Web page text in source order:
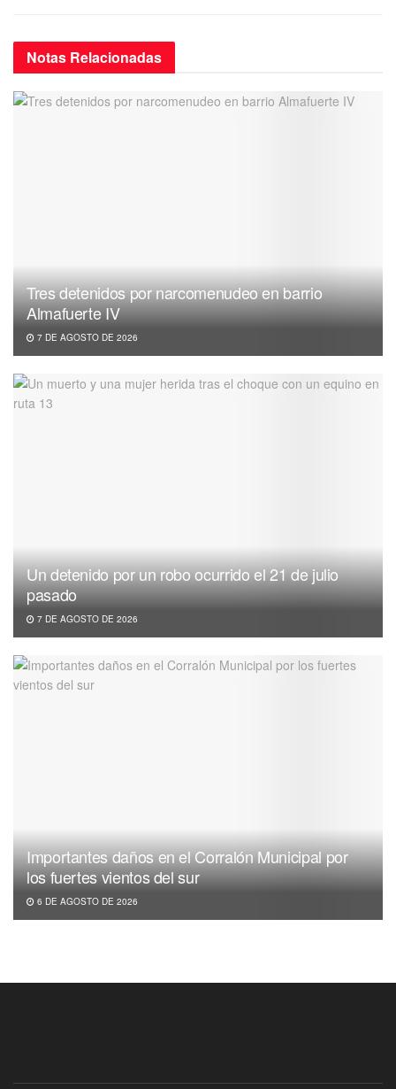
Notas Relacionadas
Tres detenidos por narcomenudeo en barrio
Almafuerte IV
7 DE AGOSTO DE 2026
Un detenido por un robo ocurrido el 21 de julio
pasado
7 DE AGOSTO DE 2026
Importantes daños en el Corralón Municipal por
los fuertes vientos del sur
6 DE AGOSTO DE 2026